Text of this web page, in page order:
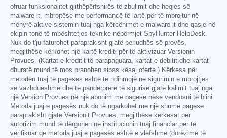
ofruar funksionalitet gjithëpërfshirës të zbulimit dhe heqjes së
malware-it, mbrojtëse me performancë të lartë për të mbrojtur në
mënyrë aktive sistemin tuaj nga kërcënimet e malware-it dhe qasje në
ekipin tonë të mbështetjes teknike nëpërmjet SpyHunter HelpDesk.
Nuk do t'ju faturohet paraprakisht gjatë periudhës së provës,
megjithëse kërkohet një kartë krediti për të aktivizuar Versionin
Provues. (Kartat e kreditit të parapaguara, kartat e debitit dhe kartat
dhuratë mund të mos pranohen sipas kësaj oferte.) Kërkesa për
metodën tuaj të pagesës është të ndihmojë në sigurimin e mbrojtjes
së vazhdueshme dhe të pandërprerë të sigurisë gjatë kalimit tuaj nga
një Version Provues në një abonim me pagesë nëse vendosni të blini.
Metoda juaj e pagesës nuk do të ngarkohet me një shumë pagese
paraprakisht gjatë Versionit Provues, megjithëse kërkesat për
autorizim mund të dërgohen në institucionin tuaj financiar për të
verifikuar që metoda juaj e pagesës është e vlefshme (dorëzime të